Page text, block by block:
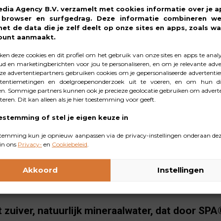
Agency B.V. verzamelt met cookies informatie over je
en surfgedrag. Deze informatie combineren
de data die je zelf deelt op onze sites en apps, zoals
aanmaakt.
deze cookies en dit profiel om het gebruik van onze sites en apps te
en marketingberichten voor jou te personaliseren, en om je relevante
advertentiepartners gebruiken cookies om je gepersonaliseerde
en doelgroepenonderzoek uit te voeren, en om hun
Sommige partners kunnen ook je precieze geolocatie gebruiken om
Dit kan alleen als je hier toestemming voor geeft.
of stel je eigen keuze in
kun je opnieuw aanpassen via de privacy-instellingen onderaan
ons Privacy- en Cookiebeleid
Akkoord Instellingen
zeer mineraalarm water te gebruiken met de
zeer weinig nitraten bevat. Het mineraalarme water
kunnen dit probleemloos drinken. Heb je moeite
Voor je kindje is dit nog belangrijker. Kinderen die
is het fijn als jij ervoor zorgt dat jouw kind regelmatig en
drinken geeft energie en kan
voordelen. Het geeft energie en kan pijn verzachten.
van de National Institutes of Health dat voldoende
ziekten tegengaat. Reden genoeg om regelmatig
over de dag.
zuiver, natuurlijk mineraalwater, dat door